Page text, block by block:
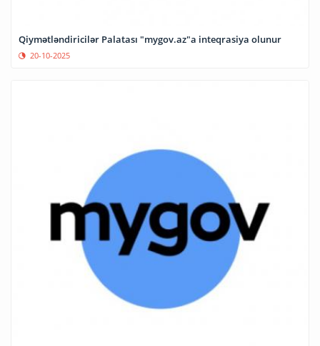
Qiymətləndiricilər Palatası "mygov.az"a inteqrasiya olunur
20-10-2025